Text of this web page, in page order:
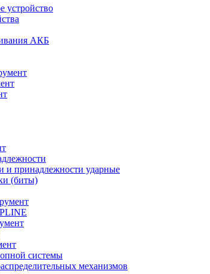
устройство
АКБ
и принадлежности ударные
(биты)
системы
механизмов